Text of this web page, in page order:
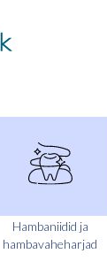
Hambaniidid ja
hambavaheharjad